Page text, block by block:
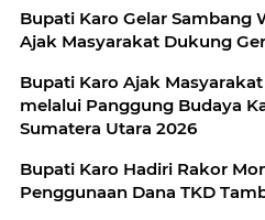
Bupati Karo Gelar Sambang
Ajak Masyarakat Dukung
Bupati Karo Ajak
melalui Panggung Budaya
Sumatera Utara 2026
Bupati Karo Hadiri Rakor
Penggunaan Dana TKD